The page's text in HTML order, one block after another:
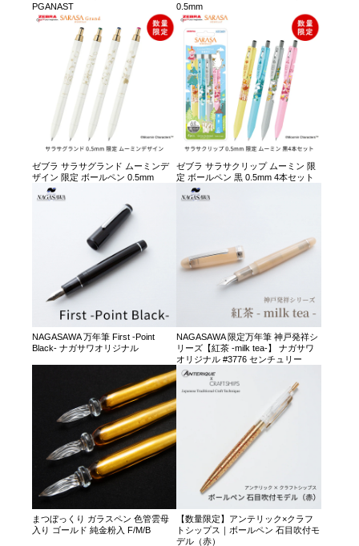
PGANAST
0.5mm
ゼブラ サラサグランド ムーミンデ
ザイン 限定 ボールペン 0.5mm
ゼブラ サラサクリップ ムーミン 限
定 ボールペン 黒 0.5mm 4本セット
NAGASAWA 万年筆 First -Point
Black- ナガサワオリジナル
NAGASAWA 限定万年筆 神戸発祥シ
リーズ【紅茶 -milk tea-】 ナガサワ
オリジナル #3776 センチュリー
まつぼっくり ガラスペン 色管雲母
入り ゴールド 純金粉入 F/M/B
【数量限定】アンテリック×クラフ
トシップス｜ボールペン 石目吹付モ
デル（赤）